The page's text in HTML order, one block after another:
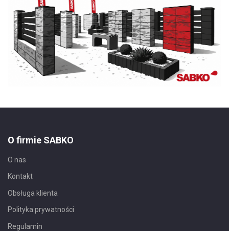
O firmie SABKO
O nas
Kontakt
Obsługa klienta
Polityka prywatności
Regulamin